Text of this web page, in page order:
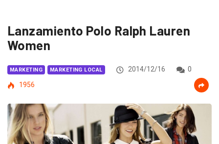
Lanzamiento Polo Ralph Lauren
Women
MARKETING MARKETING LOCAL 2014/12/16
0
1956